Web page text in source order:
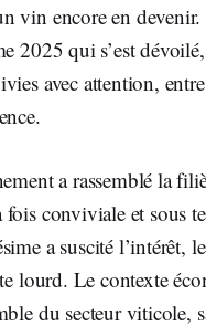
vin encore en devenir.
2025 qui s’est
avec attention,
a rassemblé la
fois conviviale et sous
a suscité l’intérêt,
lourd. Le contexte
du secteur viticole,